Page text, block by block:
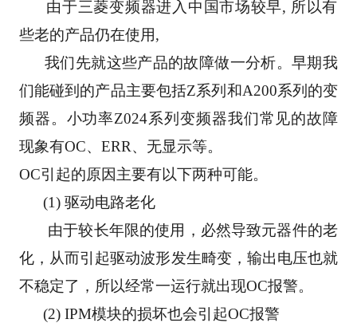
些老的产品仍在使用,
      我们先就这些产品的故障做一分析。早期我
们能碰到的产品主要包括Z系列和A200系列的变
频器。小功率Z024系列变频器我们常见的故障
现象有OC、ERR、无显示等。
OC引起的原因主要有以下两种可能。
      (1) 驱动电路老化
化，从而引起驱动波形发生畸变，输出电压也就
不稳定了，所以经常一运行就出现OC报警。
      (2) IPM模块的损坏也会引起OC报警